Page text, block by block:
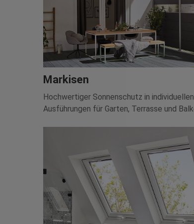
Markisen
Hochwertiger Sonnenschutz in individuellen
Ausführungen für Garten, Terrasse und